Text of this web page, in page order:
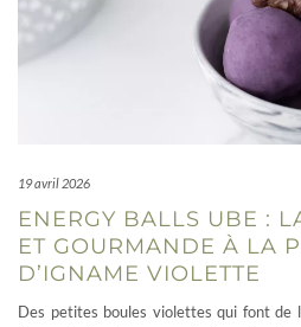
19 avril 2026
ENERGY BALLS UBE :
ET GOURMANDE À LA
D’IGNAME VIOLETTE
Des petites boules violettes qui font de